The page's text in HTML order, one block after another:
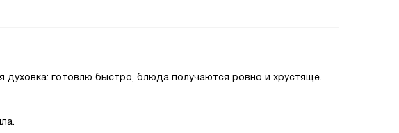
духовка: готовлю быстро, блюда получаются ровно и хрустяще.